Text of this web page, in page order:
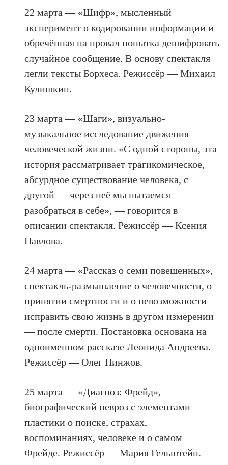
22 марта — «Шифр», мысленный
эксперимент о кодировании информации и
обречённая на провал попытка дешифровать
случайное сообщение. В основу спектакля
легли тексты Борхеса. Режиссёр — Михаил
Кулишкин.
23 марта — «Шаги», визуально-
музыкальное исследование движения
человеческой жизни. «С одной стороны, эта
история рассматривает трагикомическое,
абсурдное существование человека, с
другой — через неё мы пытаемся
разобраться в себе», — говорится в
описании спектакля. Режиссёр — Ксения
Павлова.
24 марта — «Рассказ о семи повешенных»,
спектакль-размышление о человечности, о
принятии смертности и о невозможности
исправить свою жизнь в другом измерении
— после смерти. Постановка основана на
одноименном рассказе Леонида Андреева.
Режиссёр — Олег Пинжов.
25 марта — «Диагноз: Фрейд»,
биографический невроз с элементами
пластики о поиске, страхах,
воспоминаниях, человеке и о самом
Фрейде. Режиссёр — Мария Гельштейн.